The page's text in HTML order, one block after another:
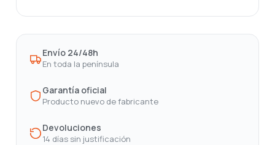
Envío 24/48h
En toda la península
Garantía oficial
Producto nuevo de fabricante
Devoluciones
14 días sin justificación